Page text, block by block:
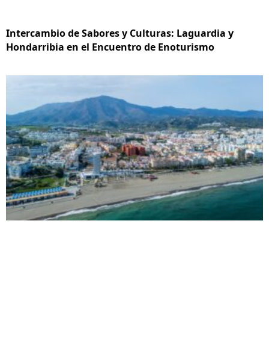
Intercambio de Sabores y Culturas: Laguardia y
Hondarribia en el Encuentro de Enoturismo